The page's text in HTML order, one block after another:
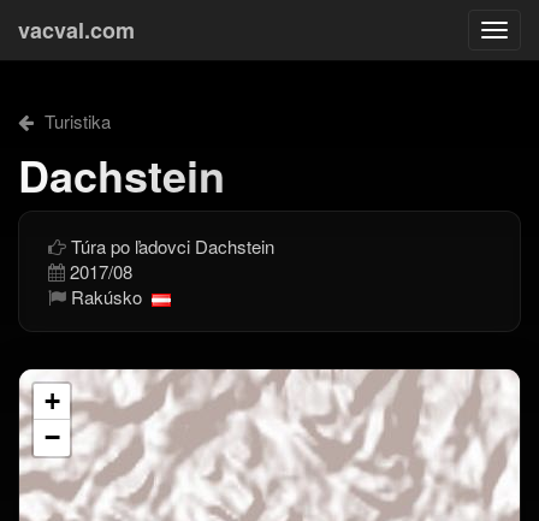
vacval.com
Turistika
Dachstein
Túra po ľadovci Dachstein
2017/08
Rakúsko
+
−